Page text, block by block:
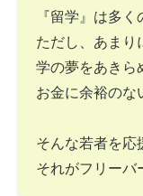
『留学』は多
ただし、あまり
学の夢をあきら
お金に余裕のな
そんな若者を応
それがフリーバ